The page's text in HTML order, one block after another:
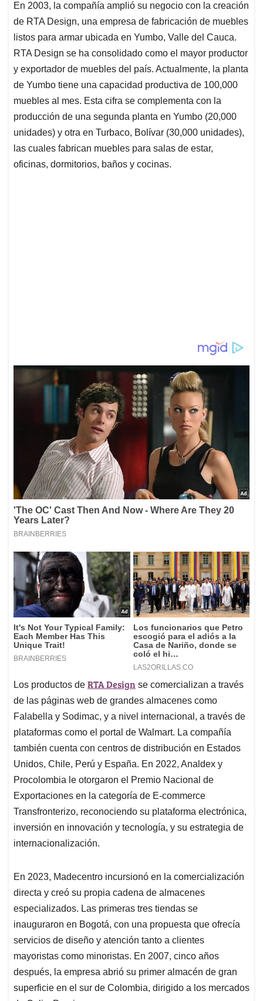
En 2003, la compañía amplió su negocio con la creación
de RTA Design, una empresa de fabricación de muebles
listos para armar ubicada en Yumbo, Valle del Cauca.
RTA Design se ha consolidado como el mayor productor
y exportador de muebles del país. Actualmente, la planta
de Yumbo tiene una capacidad productiva de 100,000
muebles al mes. Esta cifra se complementa con la
producción de una segunda planta en Yumbo (20,000
unidades) y otra en Turbaco, Bolívar (30,000 unidades),
las cuales fabrican muebles para salas de estar,
oficinas, dormitorios, baños y cocinas.
Los productos de RTA Design se comercializan a través
de las páginas web de grandes almacenes como
Falabella y Sodimac, y a nivel internacional, a través de
plataformas como el portal de Walmart. La compañía
también cuenta con centros de distribución en Estados
Unidos, Chile, Perú y España. En 2022, Analdex y
Procolombia le otorgaron el Premio Nacional de
Exportaciones en la categoría de E-commerce
Transfronterizo, reconociendo su plataforma electrónica,
inversión en innovación y tecnología, y su estrategia de
internacionalización.
En 2023, Madecentro incursionó en la comercialización
directa y creó su propia cadena de almacenes
especializados. Las primeras tres tiendas se
inauguraron en Bogotá, con una propuesta que ofrecía
servicios de diseño y atención tanto a clientes
mayoristas como minoristas. En 2007, cinco años
después, la empresa abrió su primer almacén de gran
superficie en el sur de Colombia, dirigido a los mercados